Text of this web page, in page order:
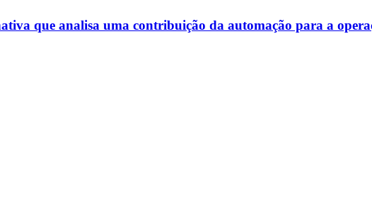
que analisa uma contribuição da automação para a